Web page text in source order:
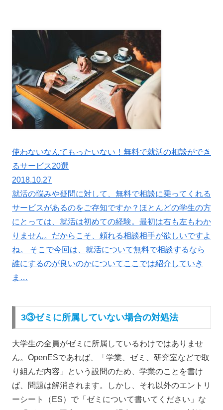
使わないなんてもったいない！無料で就活の相談ができ
るサービス20選
2018.10.27
就活の悩みや疑問に対して、無料で相談に乗ってくれる
サービスがあるのをご存知ですか？ほとんどの学生の方
にとっては、就活は初めての経験。最初は右も左もわか
りません。だからこそ、頼れる相談相手が欲しいですよ
ね。 そこで今回は、就活について無料で相談するなら
誰にするのが良いのかについてここでは紹介していき
ま…
3③ゼミに所属していない場合の対処法
大学生の全員がゼミに所属しているわけではありませ
ん。OpenESであれば、「学業、ゼミ、研究室などで取
り組んだ内容」という設問のため、学業のことを書け
ば、問題は解消されます。しかし、それ以外のエントリ
ーシート（ES）で「ゼミについて書いてください」な